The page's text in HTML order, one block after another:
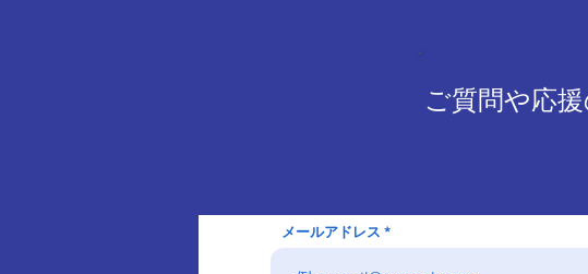
ご質問や応
メールアドレス